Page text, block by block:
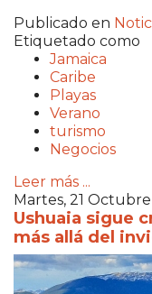
Publicado en
Etiquetado como
Jamaica
Caribe
Playas
Verano
turismo
Negocios
Leer más ...
Martes, 21
Ushuaia sigue
más allá del